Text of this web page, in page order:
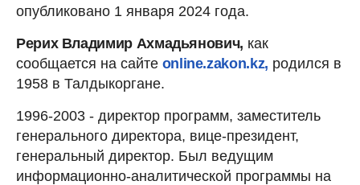
опубликовано 1 января 2024 года.
Рерих Владимир Ахмадьянович, как
сообщается на сайте online.zakon.kz, родился в
1958 в Талдыкоргане.
1996-2003 - директор программ, заместитель
генерального директора, вице-президент,
генеральный директор. Был ведущим
информационно-аналитической программы на